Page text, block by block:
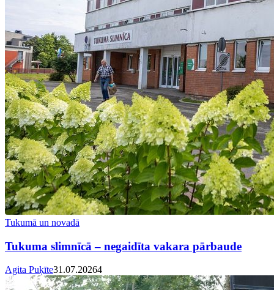
Tukumā un novadā
Tukuma slimnīcā – negaidīta vakara pārbaude
Agita Puķīte31.07.20264